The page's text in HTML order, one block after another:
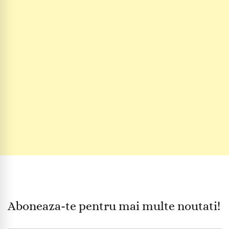
Aboneaza-te pentru mai multe noutati!